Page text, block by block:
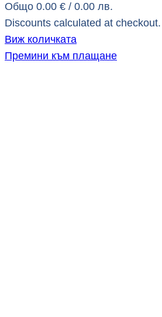
Продукти
в
кошницата
Общо 0.00 € / 0.00 лв.
Discounts calculated at checkout.
Виж количката
Премини към плащане